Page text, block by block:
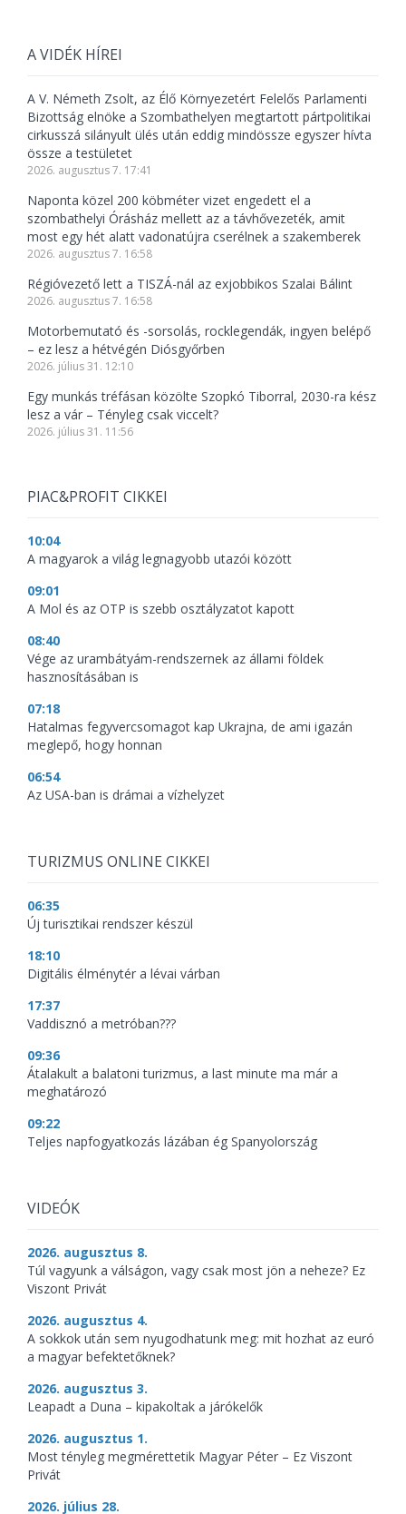
A VIDÉK HÍREI
A V. Németh Zsolt, az Élő Környezetért Felelős Parlamenti
Bizottság elnöke a Szombathelyen megtartott pártpolitikai
cirkusszá silányult ülés után eddig mindössze egyszer hívta
össze a testületet
2026. augusztus 7. 17:41
Naponta közel 200 köbméter vizet engedett el a
szombathelyi Órásház mellett az a távhővezeték, amit
most egy hét alatt vadonatújra cserélnek a szakemberek
2026. augusztus 7. 16:58
Régióvezető lett a TISZÁ-nál az exjobbikos Szalai Bálint
2026. augusztus 7. 16:58
Motorbemutató és -sorsolás, rocklegendák, ingyen belépő
– ez lesz a hétvégén Diósgyőrben
2026. július 31. 12:10
Egy munkás tréfásan közölte Szopkó Tiborral, 2030-ra kész
lesz a vár – Tényleg csak viccelt?
2026. július 31. 11:56
PIAC&PROFIT CIKKEI
10:04
A magyarok a világ legnagyobb utazói között
09:01
A Mol és az OTP is szebb osztályzatot kapott
08:40
Vége az urambátyám-rendszernek az állami földek
hasznosításában is
07:18
Hatalmas fegyvercsomagot kap Ukrajna, de ami igazán
meglepő, hogy honnan
06:54
Az USA-ban is drámai a vízhelyzet
TURIZMUS ONLINE CIKKEI
06:35
Új turisztikai rendszer készül
18:10
Digitális élménytér a lévai várban
17:37
Vaddisznó a metróban???
09:36
Átalakult a balatoni turizmus, a last minute ma már a
meghatározó
09:22
Teljes napfogyatkozás lázában ég Spanyolország
VIDEÓK
2026. augusztus 8.
Túl vagyunk a válságon, vagy csak most jön a neheze? Ez
Viszont Privát
2026. augusztus 4.
A sokkok után sem nyugodhatunk meg: mit hozhat az euró
a magyar befektetőknek?
2026. augusztus 3.
Leapadt a Duna – kipakoltak a járókelők
2026. augusztus 1.
Most tényleg megmérettetik Magyar Péter – Ez Viszont
Privát
2026. július 28.